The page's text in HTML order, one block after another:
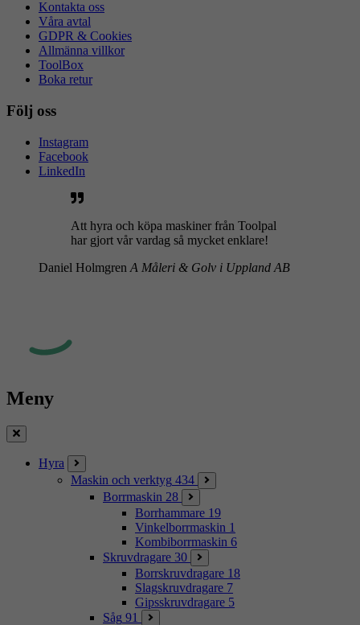
Kontakta oss
Våra avtal
GDPR & Cookies
Allmänna villkor
ToolBox
Boka retur
Följ oss
Instagram
Facebook
LinkedIn
Att hyra och köpa maskiner från Toolpal
har gjort vår vardag så mycket enklare!
Daniel Holmgren A Måleri & Golv i Uppland AB
Meny
Stäng
Hyra
Maskin och verktyg 434
Borrmaskin 28
Borrhammare 19
Vinkelborrmaskin 1
Kombiborrmaskin 6
Skruvdragare 30
Borrskruvdragare 18
Slagskruvdragare 7
Gipsskruvdragare 5
Såg 91